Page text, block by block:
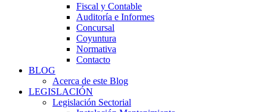
Fiscal y Contable
Auditoría e Informes
Concursal
Coyuntura
Normativa
Contacto
BLOG
Acerca de este Blog
LEGISLACIÓN
Legislación Sectorial